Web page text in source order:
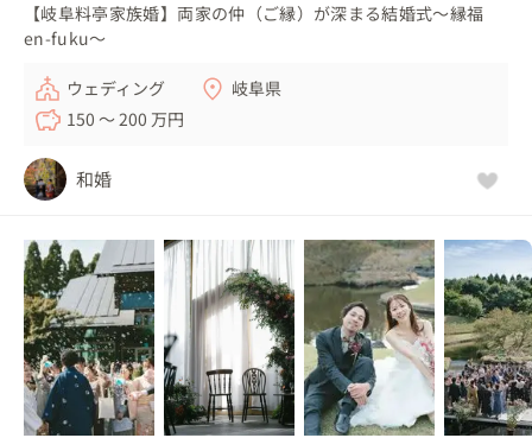
【岐阜料亭家族婚】両家の仲（ご縁）が深まる結婚式〜縁福
en-fuku〜
ウェディング
岐阜県
150 〜 200 万円
和婚